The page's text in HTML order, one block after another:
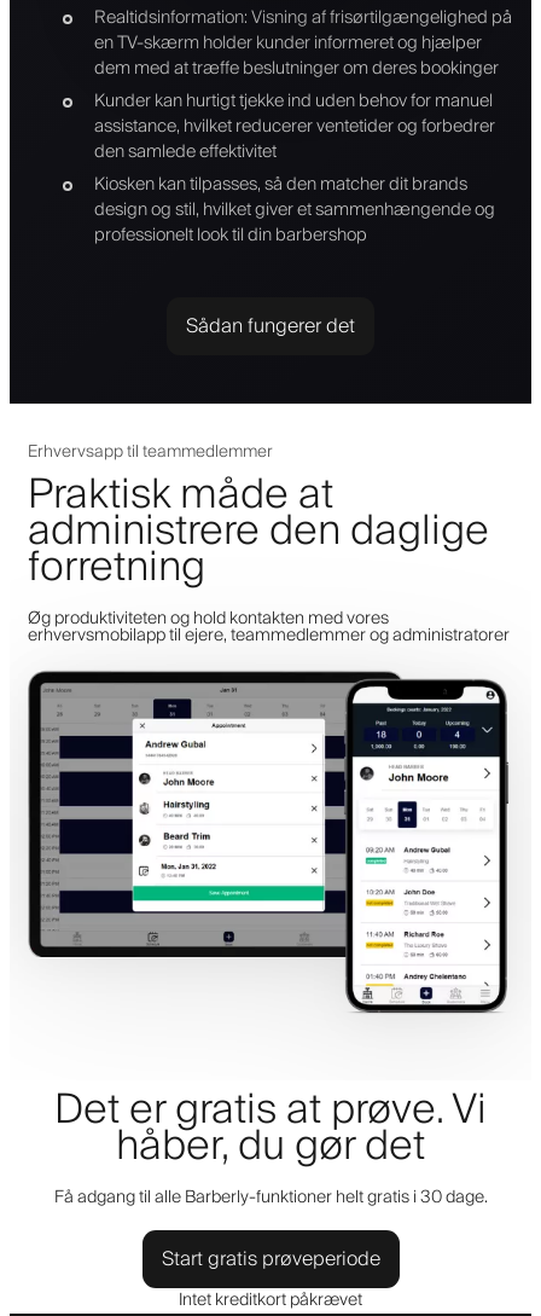
Realtidsinformation: Visning af frisørtilgængelighed på
en TV-skærm holder kunder informeret og hjælper
dem med at træffe beslutninger om deres bookinger
Kunder kan hurtigt tjekke ind uden behov for manuel
assistance, hvilket reducerer ventetider og forbedrer
den samlede effektivitet
Kiosken kan tilpasses, så den matcher dit brands
design og stil, hvilket giver et sammenhængende og
professionelt look til din barbershop
Sådan fungerer det
Erhvervsapp til teammedlemmer
Praktisk måde at
administrere den daglige
forretning
Øg produktiviteten og hold kontakten med vores
erhvervsmobilapp til ejere, teammedlemmer og administratorer
Det er gratis at prøve. Vi
håber, du gør det
Få adgang til alle Barberly-funktioner helt gratis i 30 dage.
Start gratis prøveperiode
Intet kreditkort påkrævet